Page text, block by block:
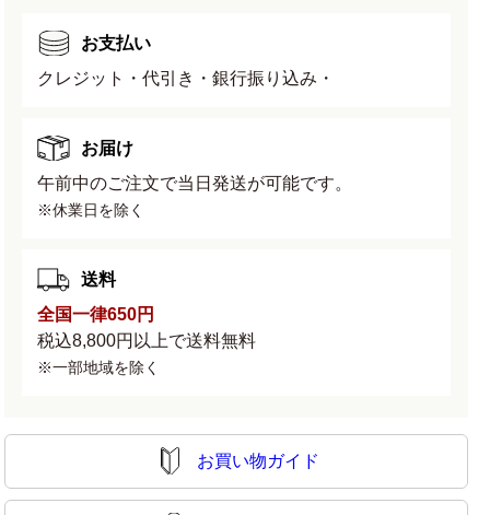
丸
鉢
の
量
を
減
ら
鉢
の
増
や
お支払い
クレジット・代引き・銀行振り込み・
お届け
午前中のご注文で当日発送が可能です。
※休業日を除く
送料
全国一律650円
税込8,800円以上で送料無料
※一部地域を除く
お買い物ガイド